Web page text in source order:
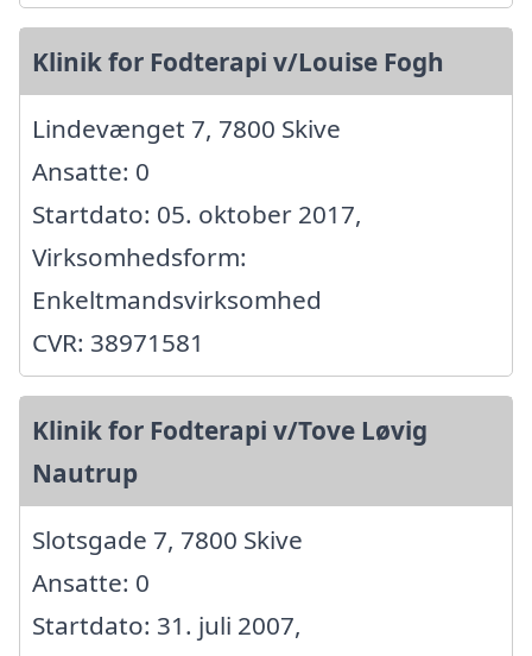
Klinik for Fodterapi v/Louise Fogh
Lindevænget 7, 7800 Skive
Ansatte: 0
Startdato: 05. oktober 2017,
Virksomhedsform:
Enkeltmandsvirksomhed
CVR: 38971581
Klinik for Fodterapi v/Tove Løvig
Nautrup
Slotsgade 7, 7800 Skive
Ansatte: 0
Startdato: 31. juli 2007,